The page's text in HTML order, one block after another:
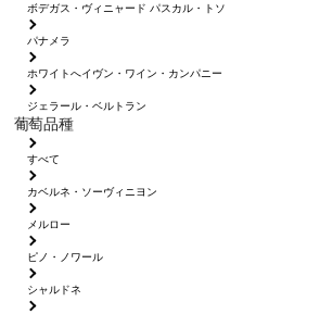
ボデガス・ヴィニャード パスカル・トソ
パナメラ
ホワイトへイヴン・ワイン・カンパニー
ジェラール・ベルトラン
葡萄品種
すべて
カベルネ・ソーヴィニヨン
メルロー
ピノ・ノワール
シャルドネ